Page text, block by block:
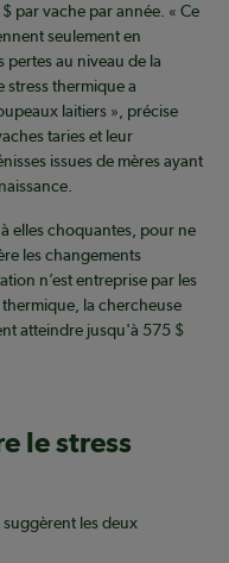
par vache par année. « Ce
seulement en
pertes au niveau de la
thermique a
laitiers », précise
taries et leur
issues de mères ayant
elles choquantes, pour ne
les changements
n’est entreprise par les
la chercheuse
atteindre jusqu'à 575 $
le stress
suggèrent les deux